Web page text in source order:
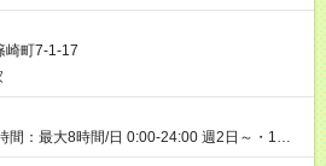
し）ですが、切り上げで一ヶ月とさせてい
度あり：15時間(研修中も同時給）
崎町7-1-17
間：最大8時間/日 0:00-24:00 週2日～・1日
＞ 〇朝帯 5:00-9:00 〇昼帯 9:00-14:00 〇午